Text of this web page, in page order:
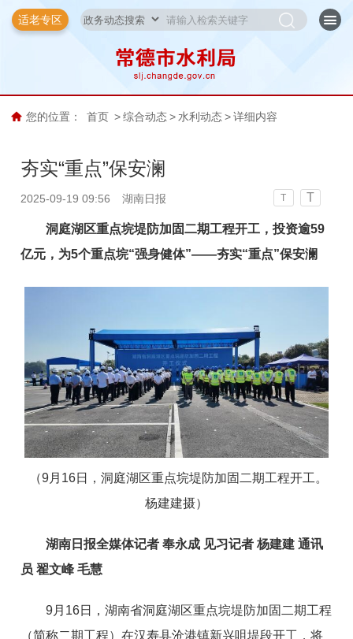
适老专区
您的位置： 首页 > 综合动态 > 水利动态 > 详细内容
夯实“重点”保安澜
2025-09-19 09:56 湖南日报 T T
洞庭湖区重点垸堤防加固二期工程开工，投资逾59
亿元，为5个重点垸“强身健体”——夯实“重点”保安澜
（9月16日，洞庭湖区重点垸堤防加固二期工程开工。
杨建建摄）
湖南日报全媒体记者 奉永成 见习记者 杨建建 通讯
员 翟文峰 毛慧
9月16日，湖南省洞庭湖区重点垸堤防加固二期工程
（简称二期工程）在汉寿县沧港镇新兴咀堤段开工，将